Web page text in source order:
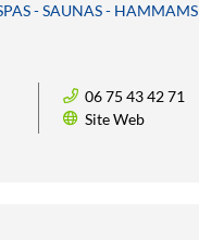
- SAUNAS - HAMMAMS
06 75 43 42 71
Site Web